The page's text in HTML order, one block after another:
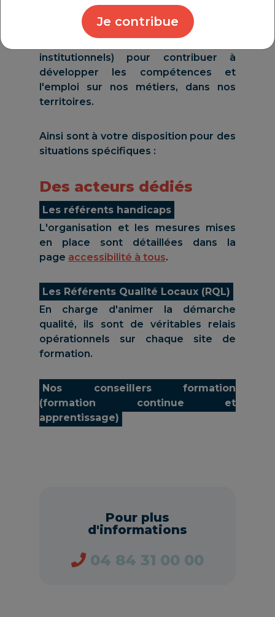
Je contribue
une organisation qui est tournée au
quotidien vers nos “clients”
institutionnels) pour contribuer à
développer les compétences et
l'emploi sur nos métiers, dans nos
territoires.
Ainsi sont à votre disposition pour des
situations spécifiques :
Des acteurs dédiés
Les référents handicaps
L'organisation et les mesures mises
en place sont détaillées dans la
page accessibilité à tous.
Les Référents Qualité Locaux (RQL)
En charge d'animer la démarche
qualité, ils sont de véritables relais
opérationnels sur chaque site de
formation.
Nos conseillers formation
(formation continue et
apprentissage)
Pour plus
d'informations
04 84 31 00 00